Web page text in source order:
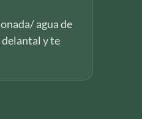
agua de
y te